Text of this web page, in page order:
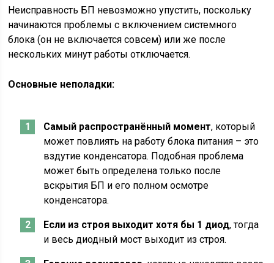
Неисправность БП невозможно упустить, поскольку
начинаются проблемы с включением системного
блока (он не включается совсем) или же после
нескольких минут работы отключается.
Основные неполадки:
Самый распространённый момент, который
может повлиять на работу блока питания – это
вздутие конденсатора. Подобная проблема
может быть определена только после
вскрытия БП и его полном осмотре
конденсатора.
Если из строя выходит хотя бы 1 диод, тогда
и весь диодный мост выходит из строя.